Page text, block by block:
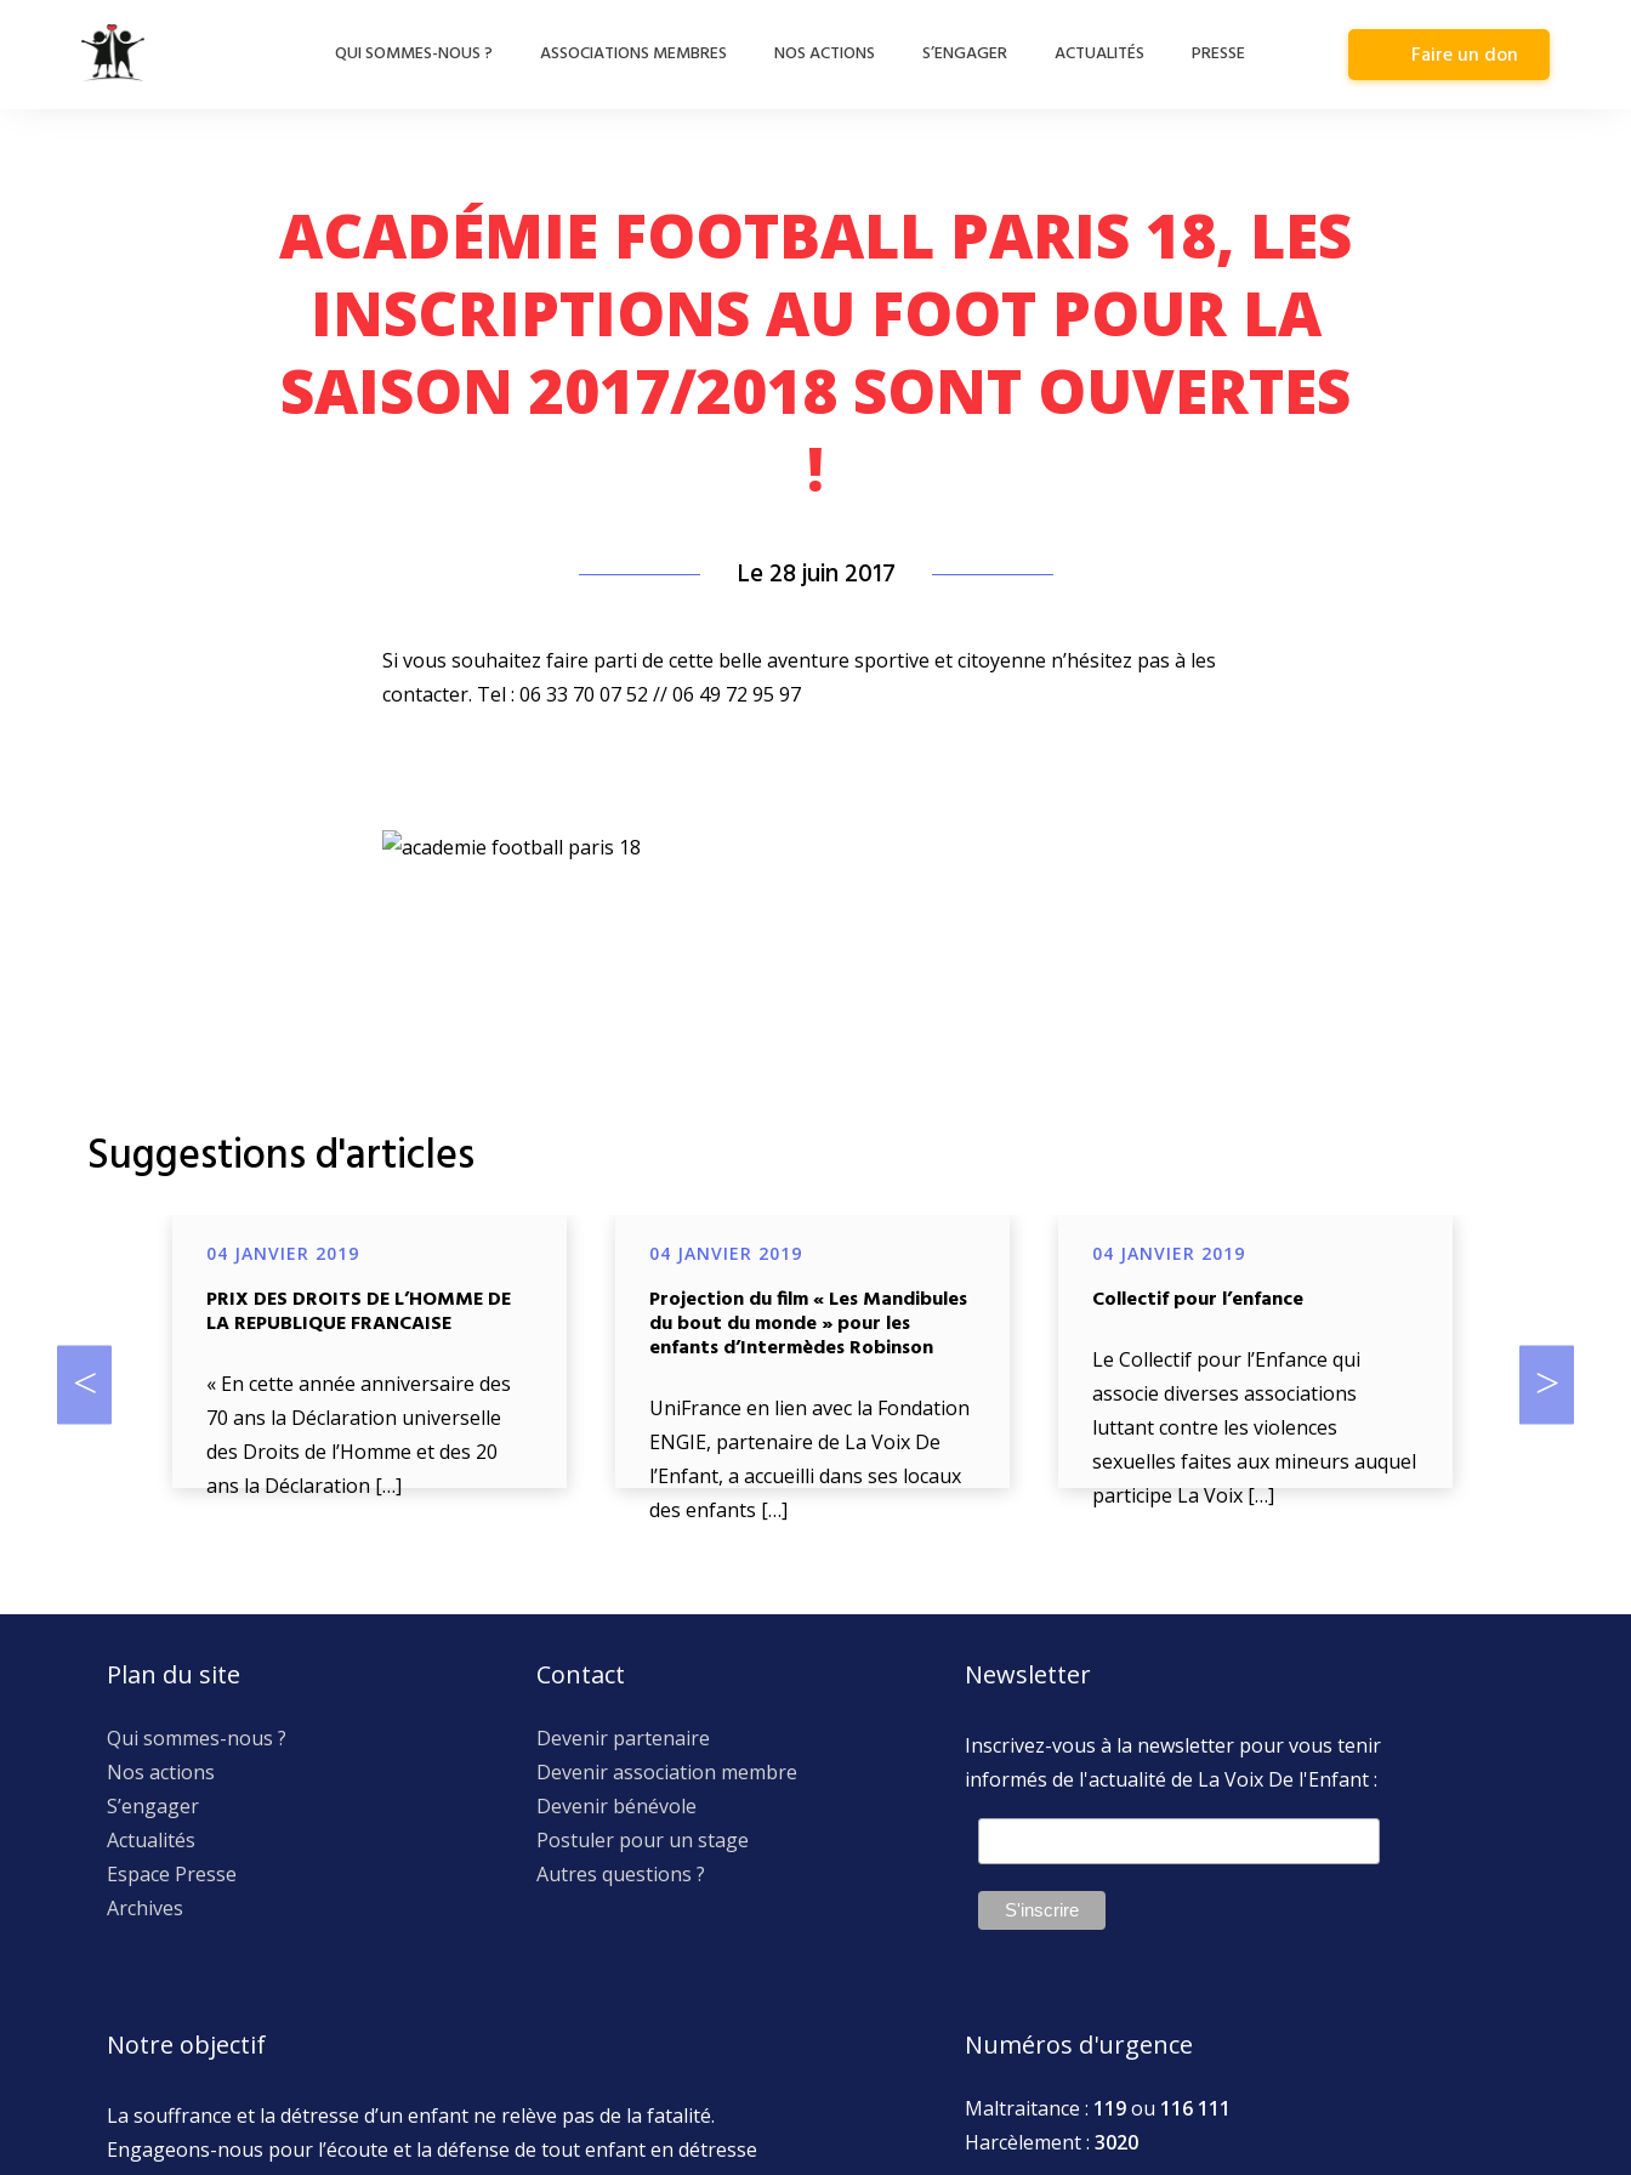
QUI SOMMES-NOUS ? ASSOCIATIONS MEMBRES NOS ACTIONS S’ENGAGER ACTUALITÉS PRESSE Faire un don
ACADÉMIE FOOTBALL PARIS 18, LES
INSCRIPTIONS AU FOOT POUR LA
SAISON 2017/2018 SONT OUVERTES
!
Le 28 juin 2017
Si vous souhaitez faire parti de cette belle aventure sportive et citoyenne n’hésitez pas à les
contacter. Tel : 06 33 70 07 52 // 06 49 72 95 97
Suggestions d'articles
04 JANVIER 2019
PRIX DES DROITS DE L’HOMME DE
LA REPUBLIQUE FRANCAISE
« En cette année anniversaire des
70 ans la Déclaration universelle
des Droits de l’Homme et des 20
ans la Déclaration […]
04 JANVIER 2019
Projection du film « Les Mandibules
du bout du monde » pour les
enfants d’Intermèdes Robinson
UniFrance en lien avec la Fondation
ENGIE, partenaire de La Voix De
l’Enfant, a accueilli dans ses locaux
des enfants […]
04 JANVIER 2019
Collectif pour l’enfance
Le Collectif pour l’Enfance qui
associe diverses associations
luttant contre les violences
sexuelles faites aux mineurs auquel
participe La Voix […]
La Voix
Plan du site
Qui sommes-nous ?
Nos actions
S’engager
Actualités
Espace Presse
Archives
Contact
Devenir partenaire
Devenir association membre
Devenir bénévole
Postuler pour un stage
Autres questions ?
Newsletter
Inscrivez-vous à la newsletter pour vous tenir
informés de l'actualité de La Voix De l'Enfant :
Notre objectif
La souffrance et la détresse d’un enfant ne relève pas de la fatalité.
Engageons-nous pour l’écoute et la défense de tout enfant en détresse
Numéros d'urgence
Maltraitance : 119ou 116 111
Harcèlement : 3020